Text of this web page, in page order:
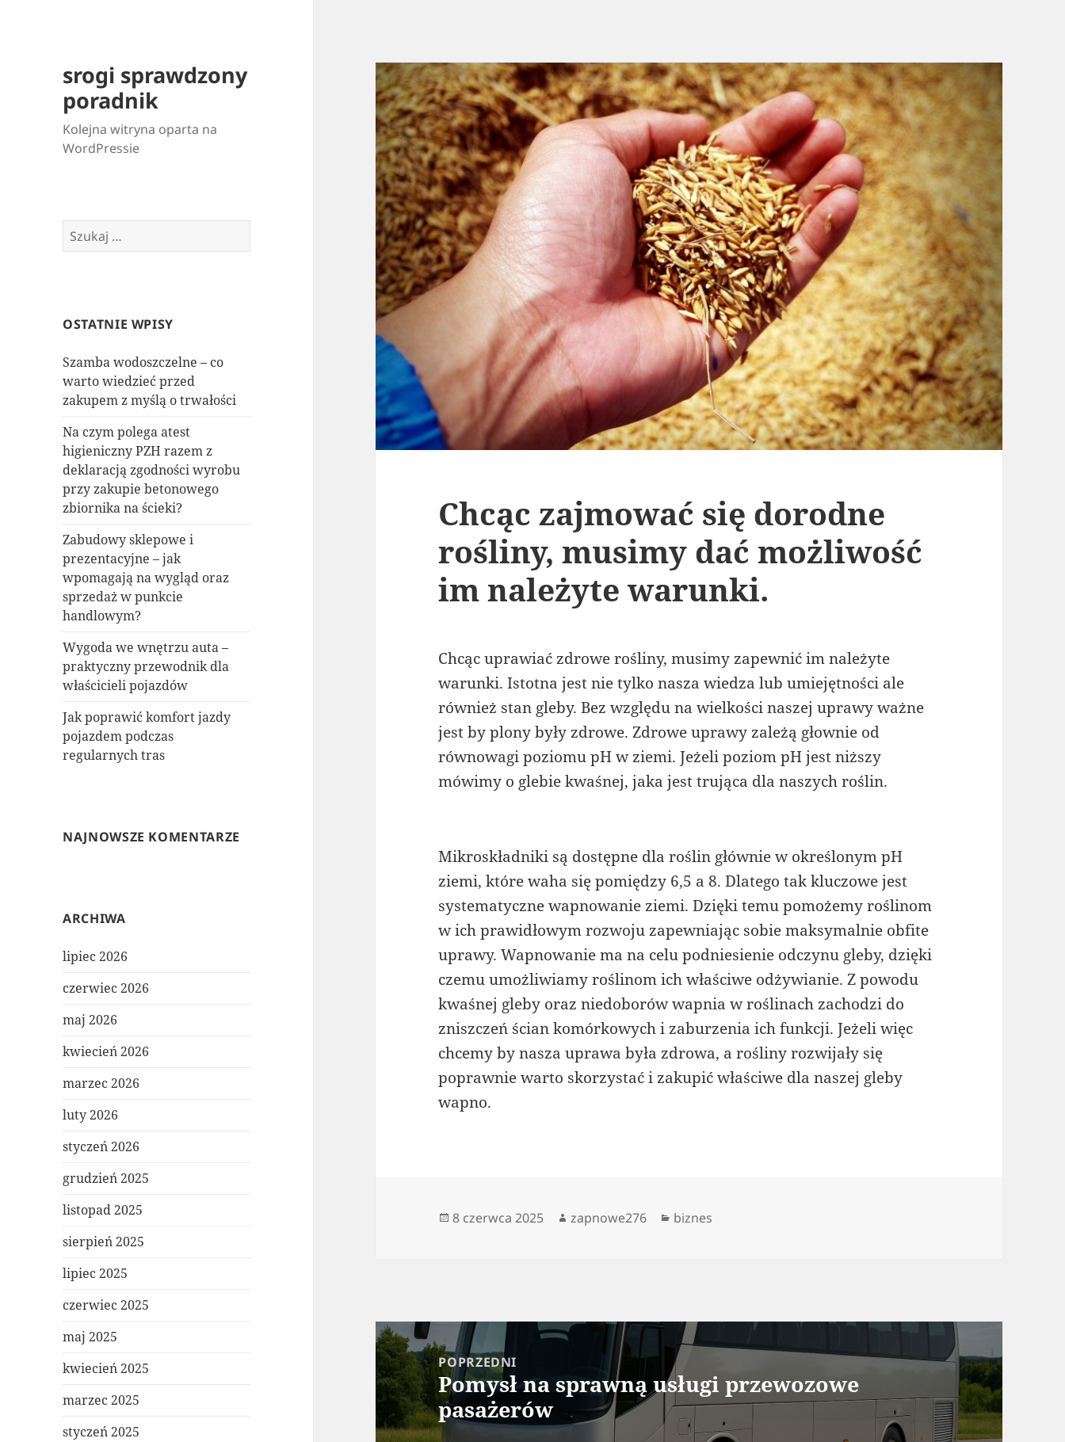
srogi sprawdzony
poradnik
Kolejna witryna oparta na
WordPressie
Szukaj:
OSTATNIE WPISY
Szamba wodoszczelne – co
warto wiedzieć przed
zakupem z myślą o trwałości
Na czym polega atest
higieniczny PZH razem z
deklaracją zgodności wyrobu
przy zakupie betonowego
zbiornika na ścieki?
Zabudowy sklepowe i
prezentacyjne – jak
wpomagają na wygląd oraz
sprzedaż w punkcie
handlowym?
Wygoda we wnętrzu auta –
praktyczny przewodnik dla
właścicieli pojazdów
Jak poprawić komfort jazdy
pojazdem podczas
regularnych tras
NAJNOWSZE KOMENTARZE
ARCHIWA
lipiec 2026
czerwiec 2026
maj 2026
kwiecień 2026
marzec 2026
luty 2026
styczeń 2026
grudzień 2025
listopad 2025
sierpień 2025
lipiec 2025
czerwiec 2025
maj 2025
kwiecień 2025
marzec 2025
styczeń 2025
Chcąc zajmować się dorodne
rośliny, musimy dać możliwość
im należyte warunki.
Chcąc uprawiać zdrowe rośliny, musimy zapewnić im należyte
warunki. Istotna jest nie tylko nasza wiedza lub umiejętności ale
również stan gleby. Bez względu na wielkości naszej uprawy ważne
jest by plony były zdrowe. Zdrowe uprawy zależą głownie od
równowagi poziomu pH w ziemi. Jeżeli poziom pH jest niższy
mówimy o glebie kwaśnej, jaka jest trująca dla naszych roślin.
Mikroskładniki są dostępne dla roślin głównie w określonym pH
ziemi, które waha się pomiędzy 6,5 a 8. Dlatego tak kluczowe jest
systematyczne wapnowanie ziemi. Dzięki temu pomożemy roślinom
w ich prawidłowym rozwoju zapewniając sobie maksymalnie obfite
uprawy. Wapnowanie ma na celu podniesienie odczynu gleby, dzięki
czemu umożliwiamy roślinom ich właściwe odżywianie. Z powodu
kwaśnej gleby oraz niedoborów wapnia w roślinach zachodzi do
zniszczeń ścian komórkowych i zaburzenia ich funkcji. Jeżeli więc
chcemy by nasza uprawa była zdrowa, a rośliny rozwijały się
poprawnie warto skorzystać i zakupić właściwe dla naszej gleby
wapno.
Data
8 czerwca 2025 Autor
zapnowe276 Kategorie
biznes
Nawigacja
wpisu
POPRZEDNI
Poprzedni
wpis:
Pomysł na sprawną usługi przewozowe
pasażerów